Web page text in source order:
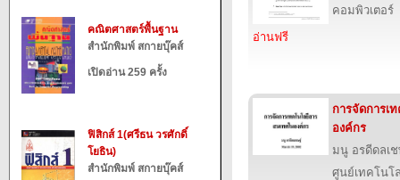
คณิตศาสตร์พื้นฐาน
สำนักพิมพ์ สกายบุ๊คส์
เปิดอ่าน 259 ครั้ง
ฟิสิกส์ 1(ศรีธน วรศักดิ์
โยธิน)
สำนักพิมพ์ สกายบุ๊คส์
คอมพิวเตอร์
อ่านฟรี
การจัดการเ
องค์กร
มนู อรดีดลเ
ศูนย์เทคโนโ